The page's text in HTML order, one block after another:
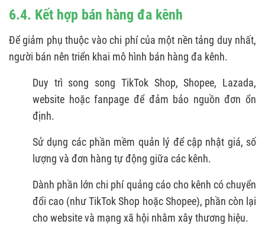
6.4. Kết hợp bán hàng đa kênh
Để giảm phụ thuộc vào chi phí của một nền tảng duy nhất,
người bán nên triển khai mô hình bán hàng đa kênh.
Duy trì song song TikTok Shop, Shopee, Lazada,
website hoặc fanpage để đảm bảo nguồn đơn ổn
định.
Sử dụng các phần mềm quản lý để cập nhật giá, số
lượng và đơn hàng tự động giữa các kênh.
Dành phần lớn chi phí quảng cáo cho kênh có chuyển
đổi cao (như TikTok Shop hoặc Shopee), phần còn lại
cho website và mạng xã hội nhằm xây thương hiệu.